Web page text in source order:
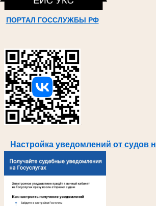
ПОРТАЛ ГОССЛУЖБЫ РФ
Настройка уведомлений от судов